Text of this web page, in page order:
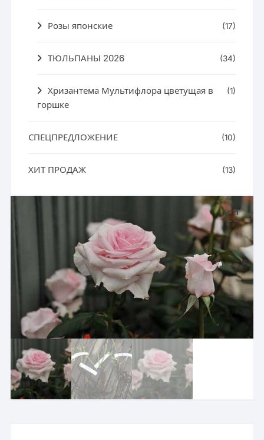
Розы японские (17)
ТЮЛЬПАНЫ 2026 (34)
Хризантема Мультифлора цветущая в
горшке
(1)
СПЕЦПРЕДЛОЖЕНИЕ (10)
ХИТ ПРОДАЖ (13)